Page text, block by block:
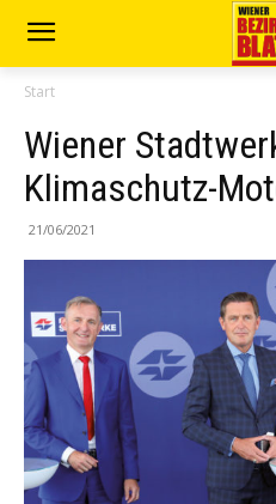
Start
Wiener
Klimaschutz-
21/06/2021